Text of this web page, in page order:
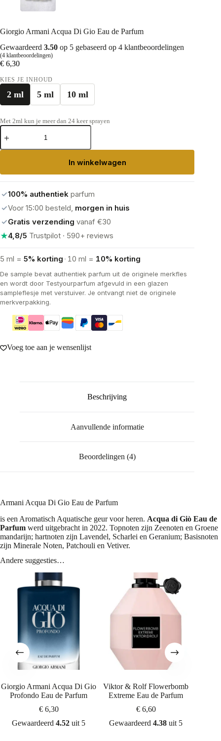
Giorgio Armani Acqua Di Gio Eau de Parfum
Gewaardeerd 3.50 op 5 gebaseerd op 4 klantbeoordelingen
(4 klantbeoordelingen)
€ 6,30
KIES JE INHOUD
2 ml 5 ml 10 ml
Met 2ml kun je meer dan 24 keer sprayen
Giorgio
Armani
Di
aantal
In winkelwagen
✓100% authentiek parfum
✓Voor 15:00 besteld, morgen in huis
✓Gratis verzending vanaf €30
★4,8/5 Trustpilot · 590+ reviews
5 ml = 5% korting · 10 ml = 10% korting
De sample bevat authentiek parfum uit de originele merkfles
en wordt door Testyourparfum afgevuld in een glazen
sampleflesje met verstuiver. Je ontvangt niet de originele
merkverpakking.
Voeg toe aan je wensenlijst
Beschrijving
Aanvullende informatie
Beoordelingen (4)
Armani Acqua Di Gio Eau de Parfum
is een Aromatisch Aquatische geur voor heren. Acqua di Giò Eau de
Parfum werd uitgebracht in 2022. Topnoten zijn Zeenoten en Groene
mandarijn; hartnoten zijn Lavendel, Scharlei en Geranium; Basisnoten
zijn Minerale Noten, Patchouli en Vetiver.
Andere suggesties…
Giorgio Armani Acqua Di Gio
Profondo Eau de Parfum
€6,30
Gewaardeerd4.52 uit 5
Viktor & Rolf Flowerbomb
Extreme Eau de Parfum
€6,60
Gewaardeerd4.38 uit 5